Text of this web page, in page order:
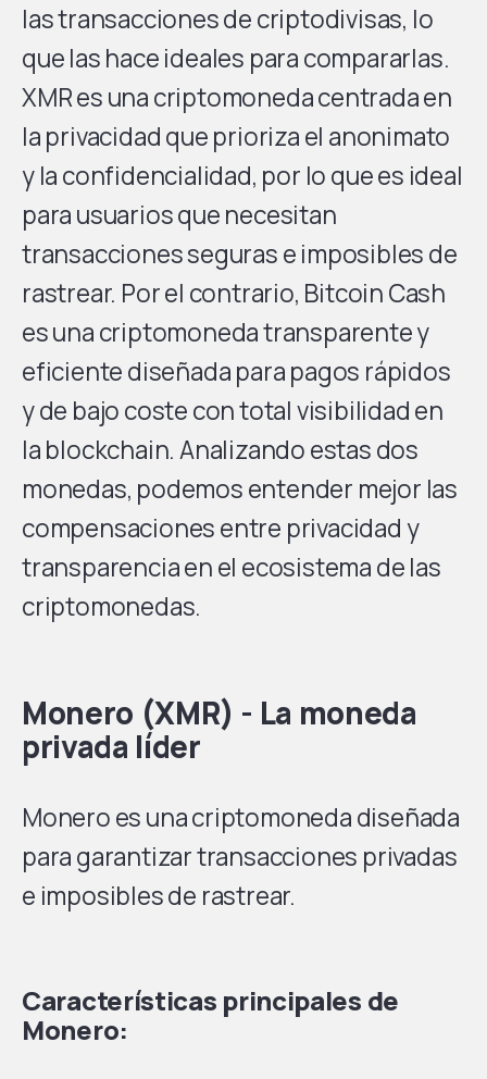
las transacciones de criptodivisas, lo
que las hace ideales para compararlas.
XMR es una criptomoneda centrada en
la privacidad que prioriza el anonimato
y la confidencialidad, por lo que es ideal
para usuarios que necesitan
transacciones seguras e imposibles de
rastrear. Por el contrario, Bitcoin Cash
es una criptomoneda transparente y
eficiente diseñada para pagos rápidos
y de bajo coste con total visibilidad en
la blockchain. Analizando estas dos
monedas, podemos entender mejor las
compensaciones entre privacidad y
transparencia en el ecosistema de las
criptomonedas.
Monero (XMR) - La moneda
privada líder
Monero es una criptomoneda diseñada
para garantizar transacciones privadas
e imposibles de rastrear.
Características principales de
Monero: